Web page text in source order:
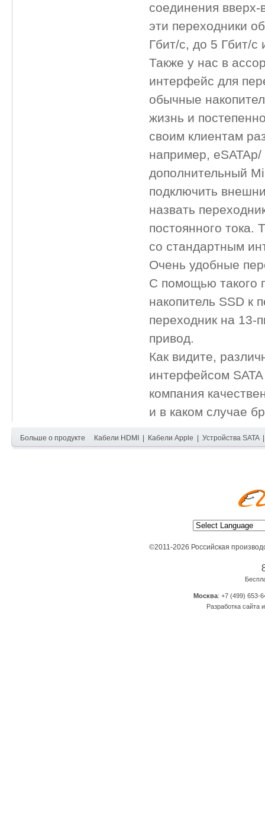
соединения
эти переходники
Гбит/с, до 5 Гбит/с
Также у нас в
интерфейс для
обычные
жизнь и
своим клиентам
например,
дополнительный
подключить
назвать
постоянного тока.
со стандартным
Очень удобные
С помощью такого
накопитель SSD к
переходник на
привод.
Как видите,
интерфейсом
компания
и в каком случае
Больше о продукте Кабели HDMI Кабели Apple Устройства SATA
©2011-2026 Российская
Москва: +7 (499) 653-
Разработка сайта